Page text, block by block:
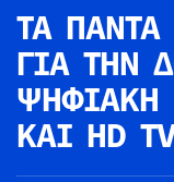
ΤΑ ΠΑΝΤΑ
ΓΙΑ ΤΗΝ
ΨΗΦΙΑΚΗ
ΚΑΙ HD